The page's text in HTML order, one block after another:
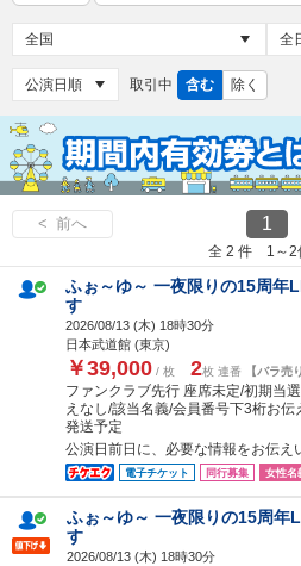
取引中 含む 除く
< 前へ 1
全 2 件 1～2
ふぉ～ゆ～ 一夜限りの15周年
す
2026/08/13 (木) 18時30分
日本武道館 (東京)
￥39,000 / 枚 2枚 連番 【バラ売
ファンクラブ先行 座席未定/初期当
えなし/該当名義/会員番号下3桁お
発送予定
公演日前日に、必要な情報をお伝え
電子チケット 同行募集 女性名
ふぉ～ゆ～ 一夜限りの15周年
す
2026/08/13 (木) 18時30分